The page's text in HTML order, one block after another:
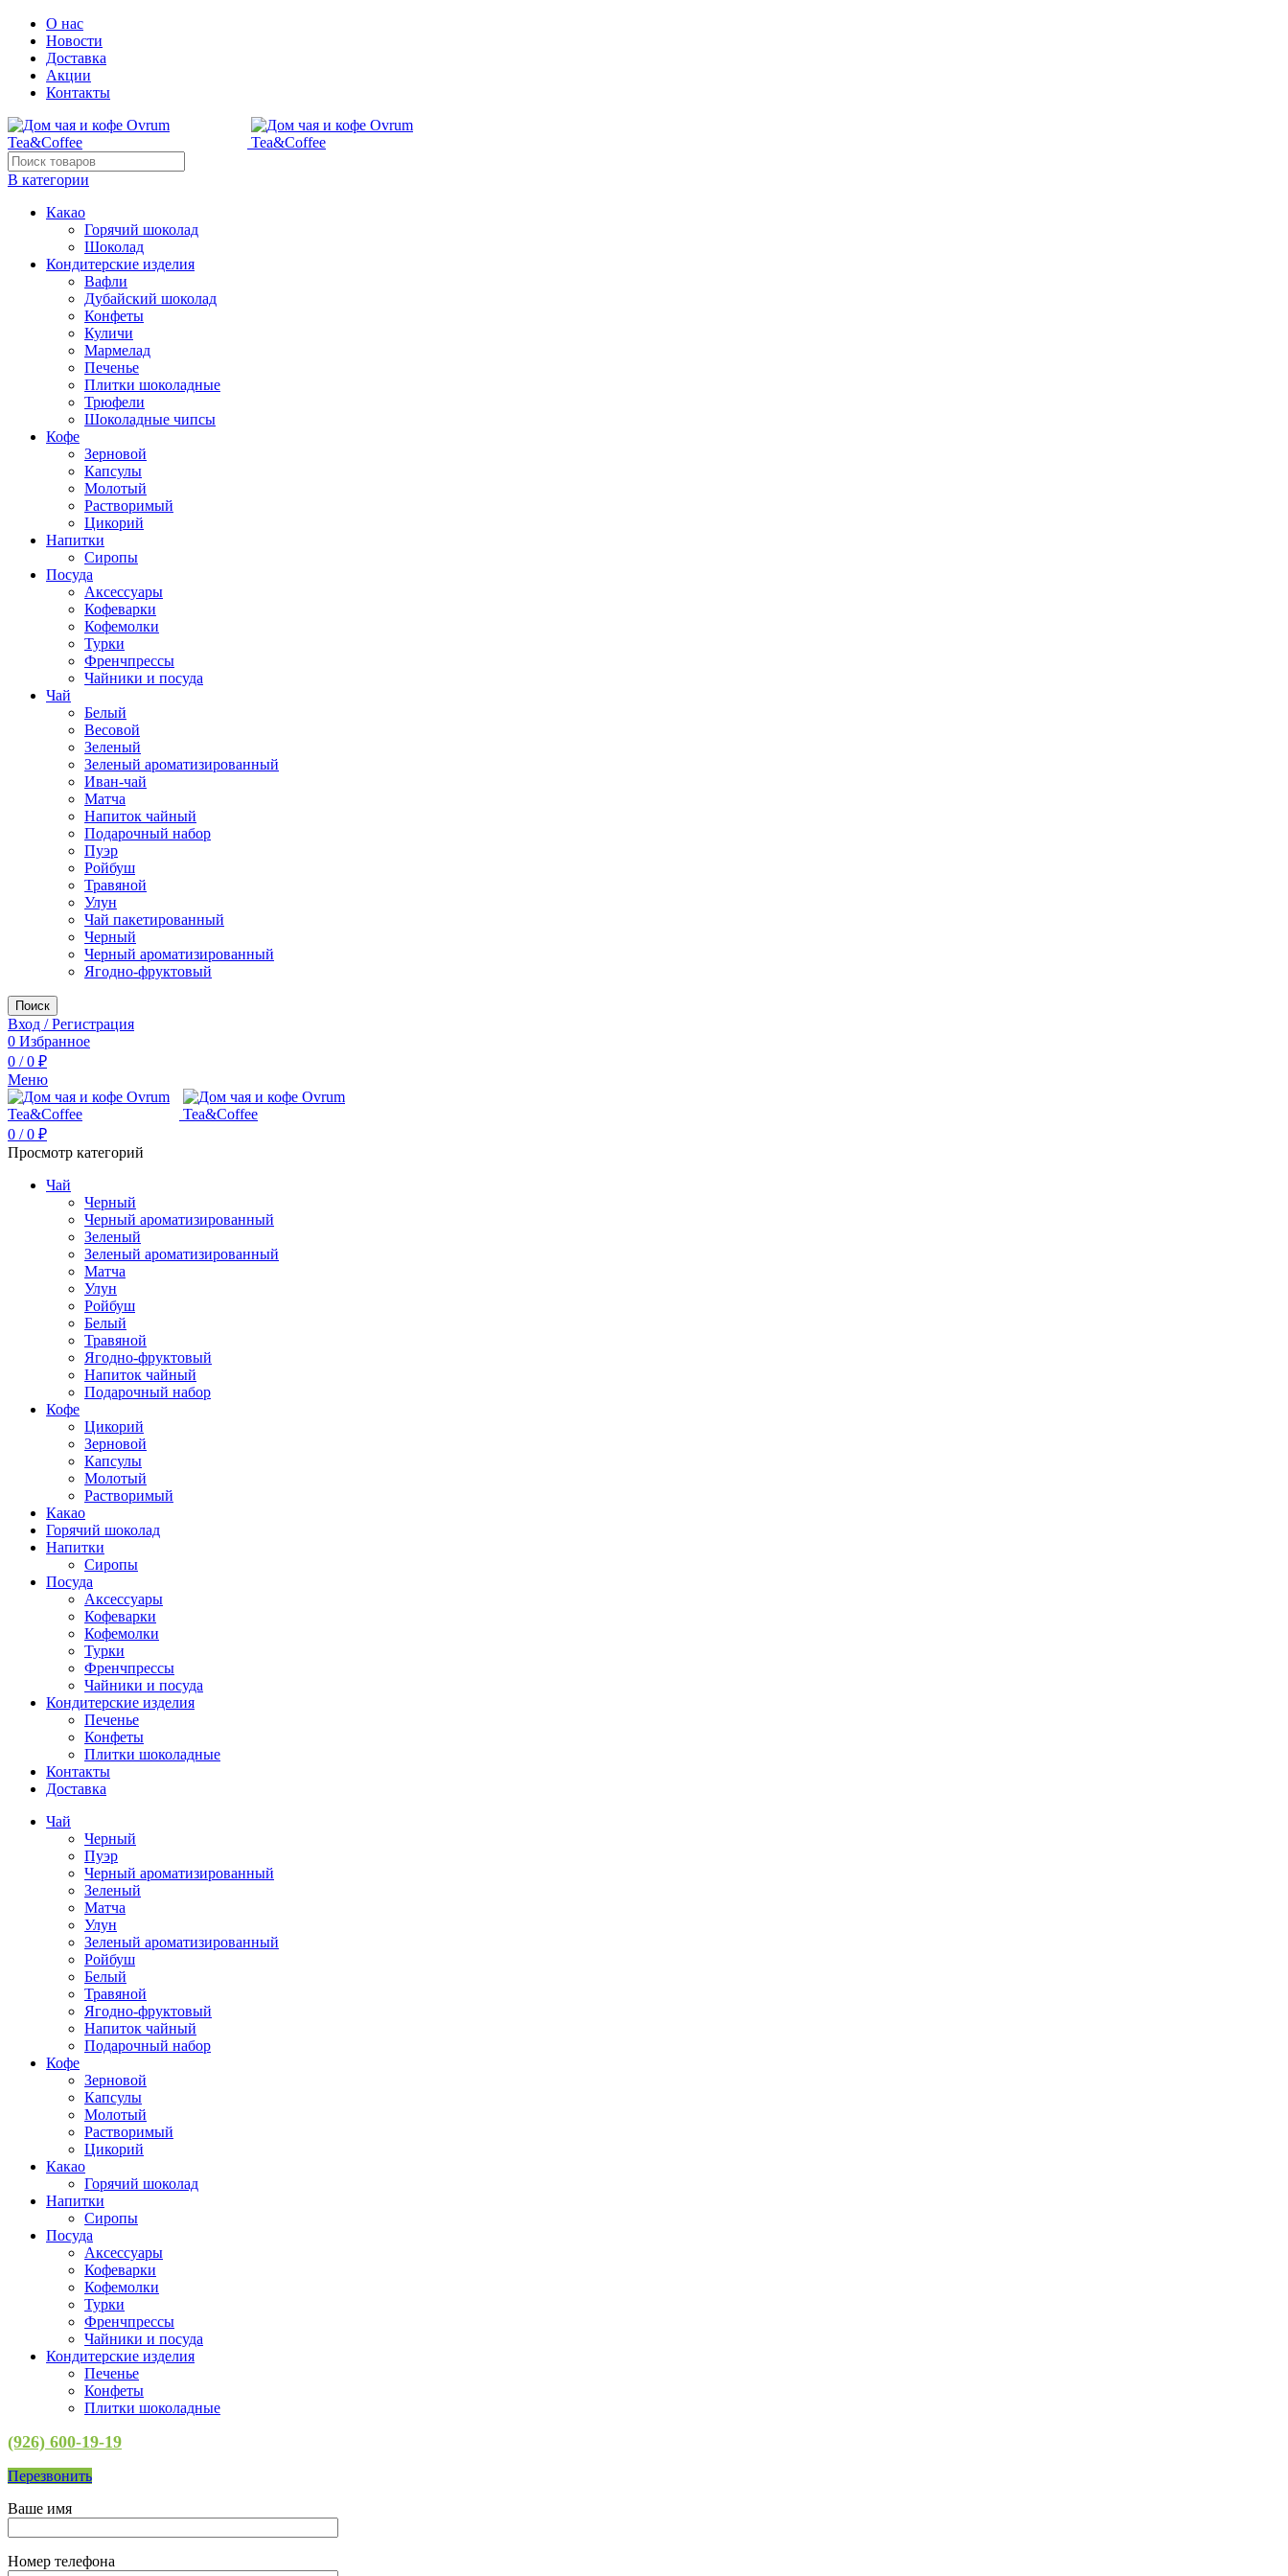
О нас
Новости
Доставка
Акции
Контакты
В категории
Какао
Горячий шоколад
Шоколад
Кондитерские изделия
Вафли
Дубайский шоколад
Конфеты
Куличи
Мармелад
Печенье
Плитки шоколадные
Трюфели
Шоколадные чипсы
Кофе
Зерновой
Капсулы
Молотый
Растворимый
Цикорий
Напитки
Сиропы
Посуда
Аксессуары
Кофеварки
Кофемолки
Турки
Френчпрессы
Чайники и посуда
Чай
Белый
Весовой
Зеленый
Зеленый ароматизированный
Иван-чай
Матча
Напиток чайный
Подарочный набор
Пуэр
Ройбуш
Травяной
Улун
Чай пакетированный
Черный
Черный ароматизированный
Ягодно-фруктовый
Поиск
Вход / Регистрация
0 Избранное
0 / 0 ₽
Меню
0 / 0 ₽
Просмотр категорий
Чай
Черный
Черный ароматизированный
Зеленый
Зеленый ароматизированный
Матча
Улун
Ройбуш
Белый
Травяной
Ягодно-фруктовый
Напиток чайный
Подарочный набор
Кофе
Цикорий
Зерновой
Капсулы
Молотый
Растворимый
Какао
Горячий шоколад
Напитки
Сиропы
Посуда
Аксессуары
Кофеварки
Кофемолки
Турки
Френчпрессы
Чайники и посуда
Кондитерские изделия
Печенье
Конфеты
Плитки шоколадные
Контакты
Доставка
Чай
Черный
Пуэр
Черный ароматизированный
Зеленый
Матча
Улун
Зеленый ароматизированный
Ройбуш
Белый
Травяной
Ягодно-фруктовый
Напиток чайный
Подарочный набор
Кофе
Зерновой
Капсулы
Молотый
Растворимый
Цикорий
Какао
Горячий шоколад
Напитки
Сиропы
Посуда
Аксессуары
Кофеварки
Кофемолки
Турки
Френчпрессы
Чайники и посуда
Кондитерские изделия
Печенье
Конфеты
Плитки шоколадные
(926) 600-19-19
Перезвонить
Ваше имя
Номер телефона